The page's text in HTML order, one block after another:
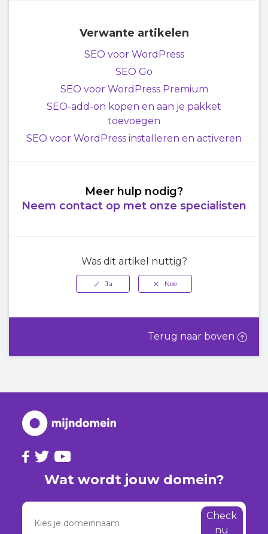
Verwante artikelen
SEO voor WordPress
SEO Go
SEO voor WordPress Premium
SEO-add-on kopen en aan je pakket
toevoegen
SEO voor WordPress installeren en activeren
Meer hulp nodig?
Neem contact op met onze specialisten
Was dit artikel nuttig?
Terug naar boven
Wat wordt jouw domein?
Check
nu